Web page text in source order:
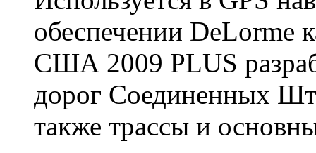
обеспечении DeLorme
США 2009 PLUS
дорог Соединенных
также трассы и